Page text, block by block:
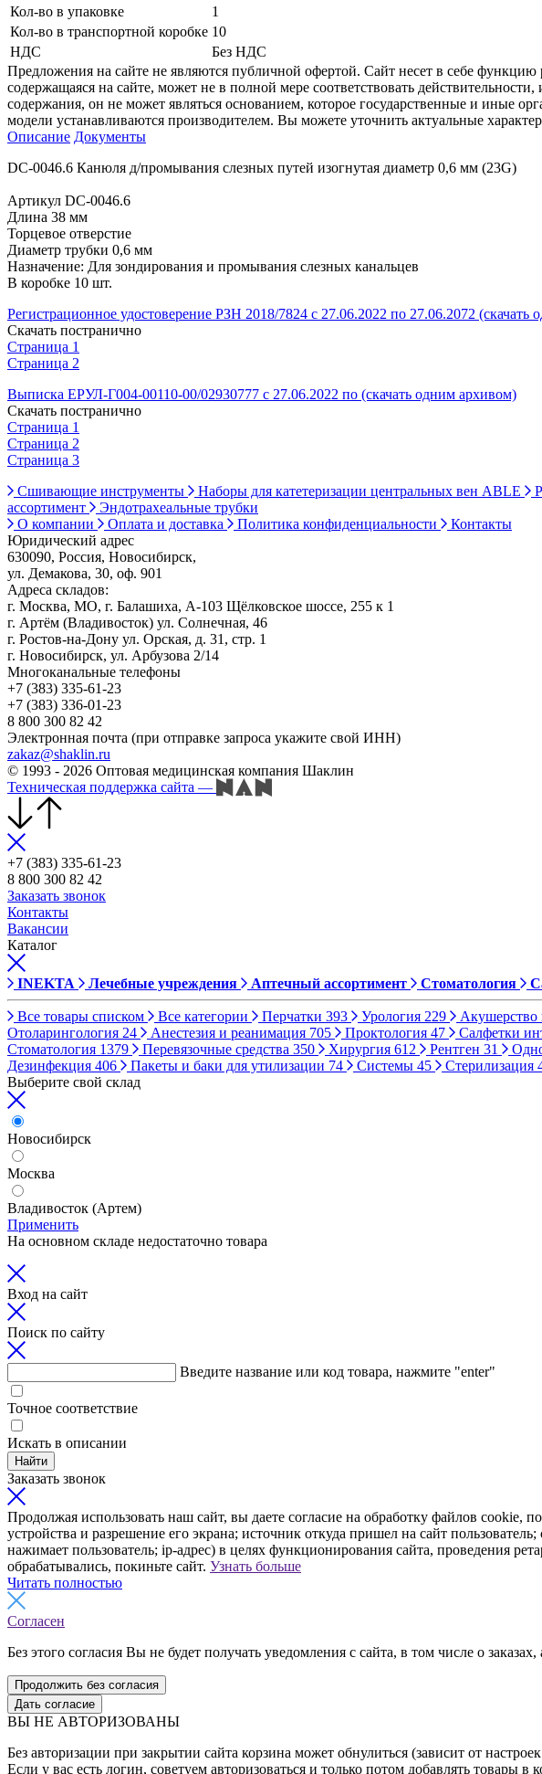
Кол-во в упаковке
1
Кол-во в транспортной коробке 10
НДС
Без НДС
Предложения на сайте не являются публичной офертой. Сайт несет в себе
содержащаяся на сайте, может не в полной мере соответствовать
содержания, он не может являться основанием, которое государственные и иные
модели устанавливаются производителем. Вы можете уточнить актуальные
Описание Документы
DC-0046.6 Канюля д/промывания слезных путей изогнутая диаметр 0,6 мм (23G)
Артикул DC-0046.6
Длина 38 мм
Торцевое отверстие
Диаметр трубки 0,6 мм
Назначение: Для зондирования и промывания слезных канальцев
В коробке 10 шт.
Регистрационное удостоверение РЗН 2018/7824 с 27.06.2022 по 27.06.2072 (скачать
Скачать постранично
Страница 1
Страница 2
Выписка ЕРУЛ-Г004-00110-00/02930777 с 27.06.2022 по (скачать одним архивом)
Скачать постранично
Страница 1
Страница 2
Страница 3
Сшивающие инструменты
Наборы для катетеризации центральных вен ABLE
ассортимент
Эндотрахеальные трубки
О компании
Оплата и доставка Политика конфиденциальности
Контакты
Юридический адрес
630090, Россия, Новосибирск,
ул. Демакова, 30, оф. 901
Адреса складов:
г. Москва, МО, г. Балашиха, А-103 Щёлковское шоссе, 255 к 1
г. Артём (Владивосток) ул. Солнечная, 46
г. Ростов-на-Дону ул. Орская, д. 31, стр. 1
г. Новосибирск, ул. Арбузова 2/14
Многоканальные телефоны
+7 (383) 335-61-23
+7 (383) 336-01-23
8 800 300 82 42
Электронная почта (при отправке запроса укажите свой ИНН)
zakaz@shaklin.ru
© 1993 - 2026 Оптовая медицинская компания Шаклин
Техническая поддержка сайта —
+7 (383) 335-61-23
8 800 300 82 42
Заказать звонок
Контакты
Вакансии
Каталог
INEKTA Лечебные учреждения Аптечный ассортимент Стоматология
Все товары списком Все категории Перчатки 393 Урология 229 Акушерство
Отоларингология 24 Анестезия и реанимация 705 Проктология 47 Салфетки
Стоматология 1379 Перевязочные средства 350 Хирургия 612 Рентген 31
Дезинфекция 406 Пакеты и баки для утилизации 74 Системы 45 Стерилизация
Выберите свой склад
Новосибирск
Москва
Владивосток (Артем)
Применить
На основном складе недостаточно товара
Вход на сайт
Поиск по сайту
Введите название или код товара, нажмите "enter"
Точное соответствие
Искать в описании
Найти
Заказать звонок
Продолжая использовать наш сайт, вы даете согласие на обработку файлов cookie,
устройства и разрешение его экрана; источник откуда пришел на сайт
нажимает пользователь; ip-адрес) в целях функционирования сайта, проведения
обрабатывались, покиньте сайт. Узнать больше
Читать полностью
Согласен
Без этого согласия Вы не будет получать уведомления с сайта, в том числе о
Продолжить без согласия
Дать согласие
ВЫ НЕ АВТОРИЗОВАНЫ
Без авторизации при закрытии сайта корзина может обнулиться (зависит от
Если у вас есть логин, советуем авторизоваться и только потом добавлять товары в